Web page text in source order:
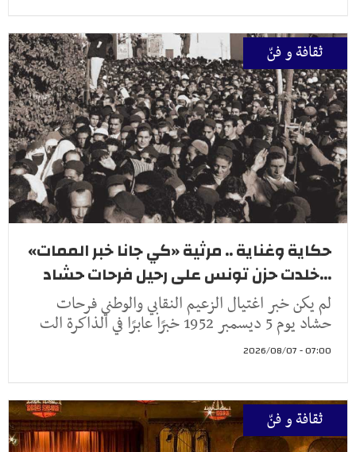
ثقافة و فنّ
حكاية وغناية .. مرثية «كي جانا خبر الممات»
...خلدت حزن تونس على رحيل فرحات حشاد
لم يكن خبر اغتيال الزعيم النقابي والوطني فرحات
حشاد يوم 5 ديسمبر 1952 خبرًا عابرًا في الذاكرة الت
07:00 - 2026/08/07
ثقافة و فنّ